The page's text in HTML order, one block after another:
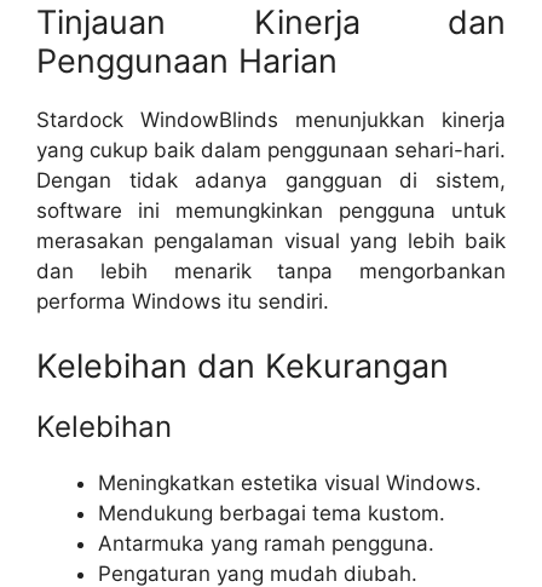
Tinjauan Kinerja dan
Penggunaan Harian
Stardock WindowBlinds menunjukkan kinerja
yang cukup baik dalam penggunaan sehari-hari.
Dengan tidak adanya gangguan di sistem,
software ini memungkinkan pengguna untuk
merasakan pengalaman visual yang lebih baik
dan lebih menarik tanpa mengorbankan
performa Windows itu sendiri.
Kelebihan dan Kekurangan
Kelebihan
Meningkatkan estetika visual Windows.
Mendukung berbagai tema kustom.
Antarmuka yang ramah pengguna.
Pengaturan yang mudah diubah.